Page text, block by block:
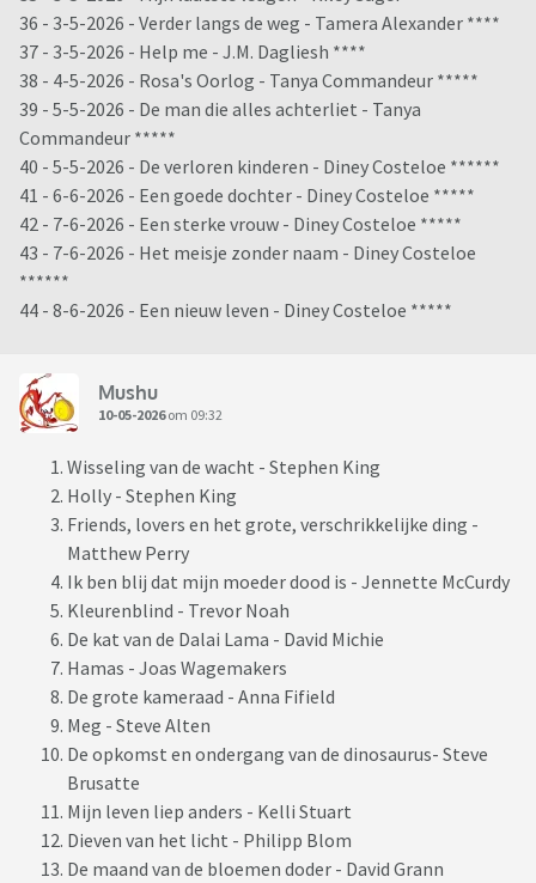
36 - 3-5-2026 - Verder langs de weg - Tamera Alexander ****
37 - 3-5-2026 - Help me - J.M. Dagliesh ****
38 - 4-5-2026 - Rosa's Oorlog - Tanya Commandeur *****
39 - 5-5-2026 - De man die alles achterliet - Tanya
Commandeur *****
40 - 5-5-2026 - De verloren kinderen - Diney Costeloe ******
41 - 6-6-2026 - Een goede dochter - Diney Costeloe *****
42 - 7-6-2026 - Een sterke vrouw - Diney Costeloe *****
43 - 7-6-2026 - Het meisje zonder naam - Diney Costeloe
******
44 - 8-6-2026 - Een nieuw leven - Diney Costeloe *****
Mushu
10-05-2026om 09:32
Wisseling van de wacht - Stephen King
Holly - Stephen King
Friends, lovers en het grote, verschrikkelijke ding -
Matthew Perry
Ik ben blij dat mijn moeder dood is - Jennette McCurdy
Kleurenblind - Trevor Noah
De kat van de Dalai Lama - David Michie
Hamas - Joas Wagemakers
De grote kameraad - Anna Fifield
Meg - Steve Alten
De opkomst en ondergang van de dinosaurus- Steve
Brusatte
Mijn leven liep anders - Kelli Stuart
Dieven van het licht - Philipp Blom
De maand van de bloemen doder - David Grann